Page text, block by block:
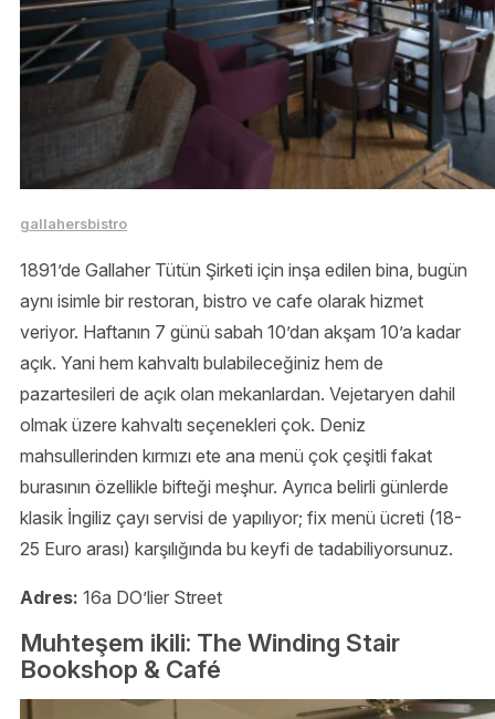
gallahersbistro
1891’de Gallaher Tütün Şirketi için inşa edilen bina, bugün
aynı isimle bir restoran, bistro ve cafe olarak hizmet
veriyor. Haftanın 7 günü sabah 10’dan akşam 10’a kadar
açık. Yani hem kahvaltı bulabileceğiniz hem de
pazartesileri de açık olan mekanlardan. Vejetaryen dahil
olmak üzere kahvaltı seçenekleri çok. Deniz
mahsullerinden kırmızı ete ana menü çok çeşitli fakat
burasının özellikle bifteği meşhur. Ayrıca belirli günlerde
klasik İngiliz çayı servisi de yapılıyor; fix menü ücreti (18-
25 Euro arası) karşılığında bu keyfi de tadabiliyorsunuz.
Adres: 16a DO’lier Street
Muhteşem ikili: The Winding Stair
Bookshop & Café